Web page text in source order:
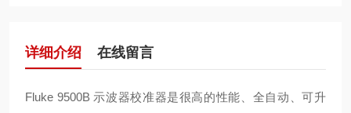
详细介绍 在线留言
Fluke 9500B 示波器校准器是很高的性能、全自动、可升